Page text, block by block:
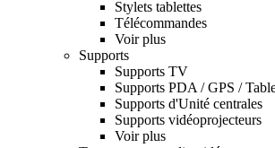
Stylets tablettes
Télécommandes
Voir plus
Supports
Supports TV
Supports PDA / GPS /
Supports d'Unité centrales
Supports vidéoprojecteurs
Voir plus